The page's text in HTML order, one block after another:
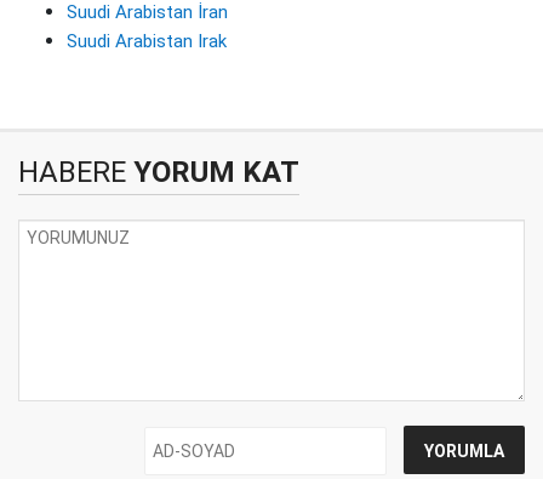
Suudi Arabistan İran
Suudi Arabistan Irak
HABERE YORUM KAT